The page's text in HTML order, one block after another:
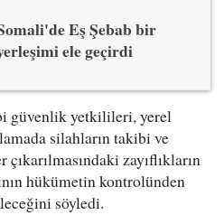
Eş Şebab bir
ele geçirdi
güvenlik yetkilileri, yerel
silahların takibi ve
çıkarılmasındaki zayıflıkların
hükümetin kontrolünden
söyledi.